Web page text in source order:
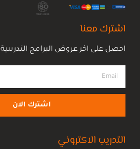
اشترك معنا
احصل على اخر عروض البرامج التدريبية
اشترك الان
التدريب الاكتروني